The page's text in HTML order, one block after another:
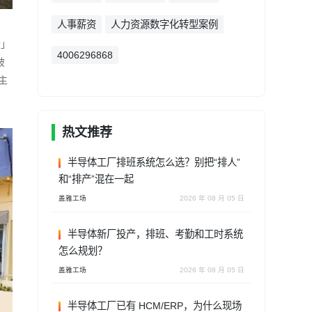
人事薪资 人力资源数字化转型案例
4006296868
热文推荐
半导体工厂排班系统怎么选？别把“排人”
和“排产”混在一起
盖雅工场 2026 年 08 月 05 日
半导体新厂投产，排班、考勤和工时系统
怎么规划？
盖雅工场 2026 年 08 月 05 日
半导体工厂已有 HCM/ERP，为什么现场